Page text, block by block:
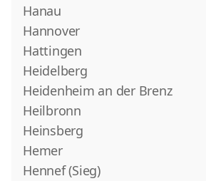
Hanau
Hannover
Hattingen
Heidelberg
Heidenheim an der Brenz
Heilbronn
Heinsberg
Hemer
Hennef (Sieg)